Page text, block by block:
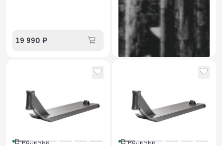
19 990 ₽
В наличии
Шкурка Trust Fortress
900 ₽
В наличии
В наличии